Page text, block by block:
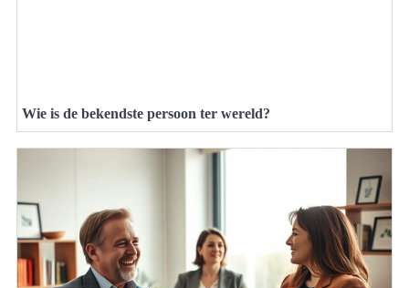
Wie is de bekendste persoon ter wereld?